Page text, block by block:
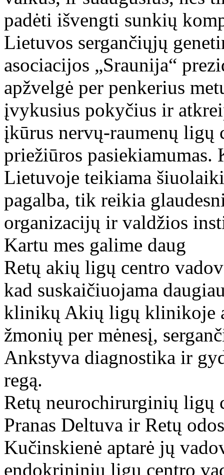
padėti išvengti sunkių
Lietuvos sergančiųjų
asociacijos „Sraunija“
apžvelgė per penkerius
įvykusius pokyčius ir
įkūrus nervų-raumenų ligų
priežiūros
Lietuvoje teikiama
pagalba, tik reikia
organizacijų ir valdžios
Kartu mes galime daug
Retų akių ligų centro
kad suskaičiuojama
klinikų Akių ligų klinikoje
žmonių per mėnesį,
Ankstyva diagnostika ir
regą.
Retų neurochirurginių ligų
Pranas Deltuva ir Retų
Kučinskienė aptarė jų
endokrininių ligų centro